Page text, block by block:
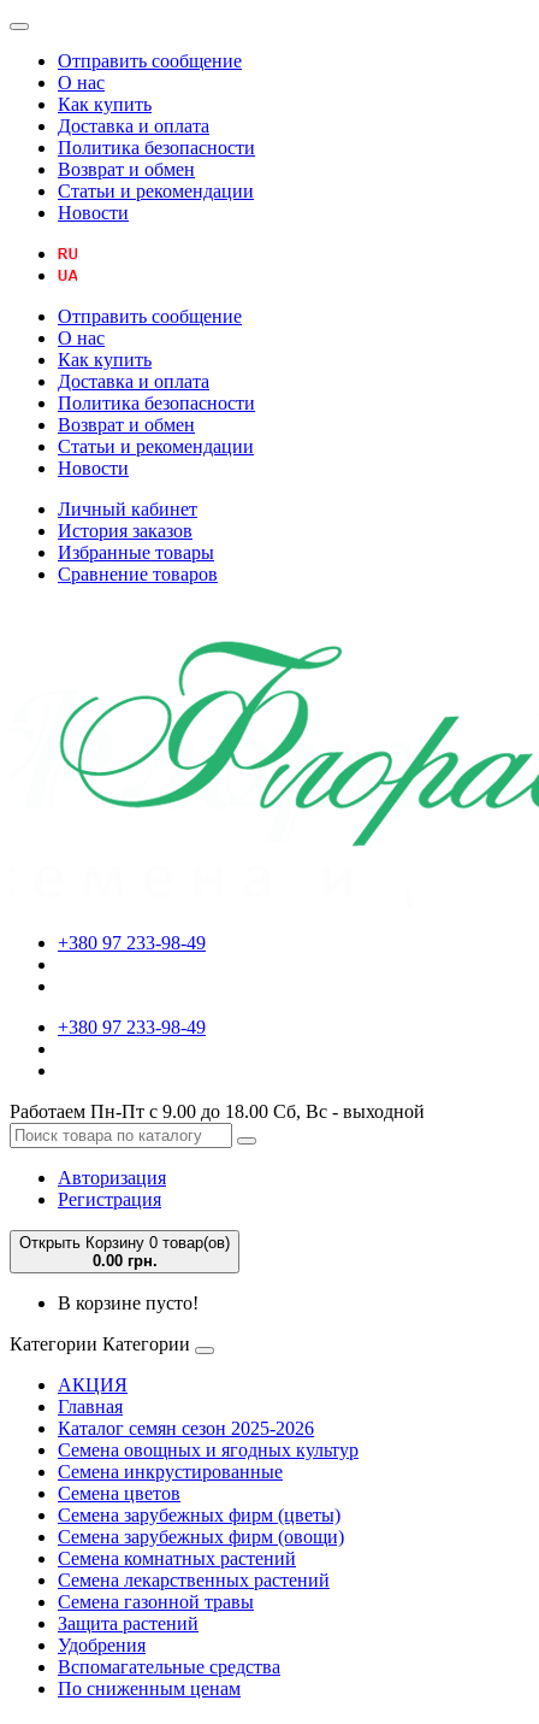
Отправить сообщение
О нас
Как купить
Доставка и оплата
Политика безопасности
Возврат и обмен
Статьи и рекомендации
Новости
Отправить сообщение
О нас
Как купить
Доставка и оплата
Политика безопасности
Возврат и обмен
Статьи и рекомендации
Новости
Личный кабинет
История заказов
Избранные товары
Сравнение товаров
+380 97 233-98-49
+380 97 233-98-49
Работаем Пн-Пт с 9.00 до 18.00 Сб, Вс - выходной
Авторизация
Регистрация
Открыть Корзину 0 товар(ов)
0.00 грн.
В корзине пусто!
Категории Категории
АКЦИЯ
Главная
Каталог семян сезон 2025-2026
Семена овощных и ягодных культур
Семена инкрустированные
Семена цветов
Семена зарубежных фирм (цветы)
Семена зарубежных фирм (овощи)
Семена комнатных растений
Семена лекарственных растений
Семена газонной травы
Защита растений
Удобрения
Вспомагательные средства
По сниженным ценам